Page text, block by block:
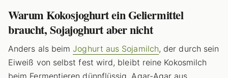
Warum Kokosjoghurt ein Geliermittel
braucht, Sojajoghurt aber nicht
Anders als beimJoghurt aus Sojamilch, der durch sein
Eiweiß von selbst fest wird, bleibt reine Kokosmilch
beim Fermentieren dünnflüssig. Agar-Agar aus